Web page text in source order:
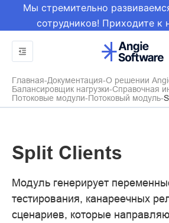
Мы стремительно
сотрудников! Приходите к
Главная Документация О решении
Балансировщик нагрузки Справочная
Потоковые модули Потоковый модуль
Split Clients
Модуль генерирует
тестирования, канареечных
сценариев, которые